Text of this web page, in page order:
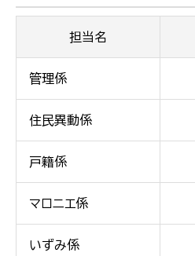
担当名
管理係
住民異動係
戸籍係
マロニエ係
いずみ係